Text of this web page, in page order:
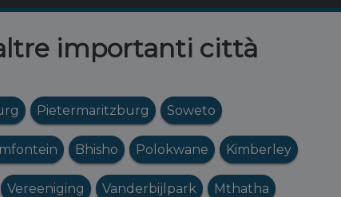
importanti città
Pietermaritzburg Soweto
Bhisho Polokwane Kimberley
Vereeniging Vanderbijlpark Mthatha